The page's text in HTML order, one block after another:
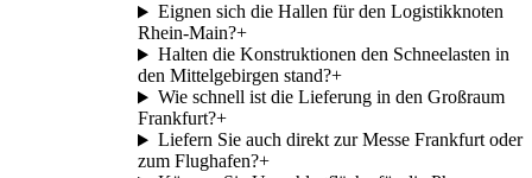
Eignen sich die Hallen für den Logistikknoten
Rhein-Main?+
Halten die Konstruktionen den Schneelasten in
den Mittelgebirgen stand?+
Wie schnell ist die Lieferung in den Großraum
Frankfurt?+
Liefern Sie auch direkt zur Messe Frankfurt oder
zum Flughafen?+